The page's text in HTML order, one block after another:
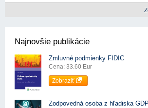
Najnovšie publikácie
Zmluvné podmienky FIDIC
Cena: 33.60 Eur
Zobraziť
Zodpovedná osoba z hľadiska